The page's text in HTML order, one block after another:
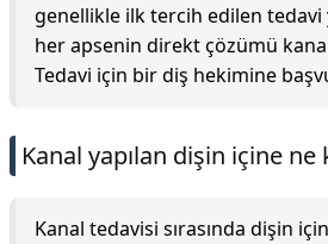
genellikle ilk tercih edilen tedavi
her apsenin direkt çözümü
Tedavi için bir diş hekimine
Kanal yapılan dişin içine ne
Kanal tedavisi sırasında dişin